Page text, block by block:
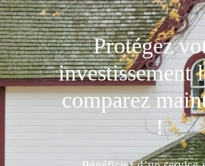
Protégez
investissement
comparez
!